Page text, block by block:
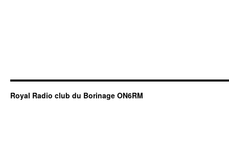
Royal Radio club du Borinage ON6RM